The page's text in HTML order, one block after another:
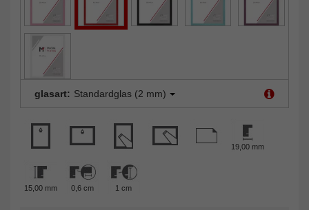
glasart: Standardglas (2 mm)
19,00 mm
15,00 mm 0,6 cm 1 cm